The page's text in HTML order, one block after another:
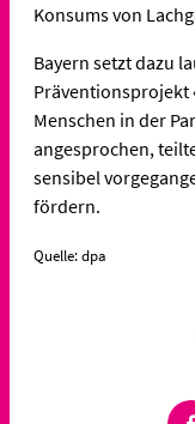
Konsums von
Bayern setzt dazu
Präventionsprojekt
Menschen in der
angesprochen,
sensibel
fördern.
Quelle: dpa